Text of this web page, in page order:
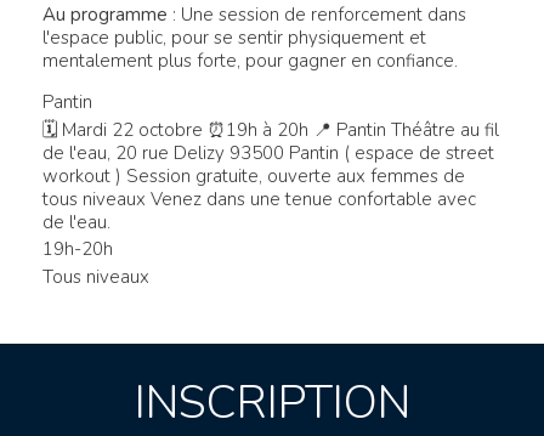
Au programme : Une session de renforcement dans
l'espace public, pour se sentir physiquement et
mentalement plus forte, pour gagner en confiance.
Pantin
🗓 Mardi 22 octobre ⏰19h à 20h 📍 Pantin Théâtre au fil
de l'eau, 20 rue Delizy 93500 Pantin ( espace de street
workout ) Session gratuite, ouverte aux femmes de
tous niveaux Venez dans une tenue confortable avec
de l'eau.
19h-20h
Tous niveaux
INSCRIPTION